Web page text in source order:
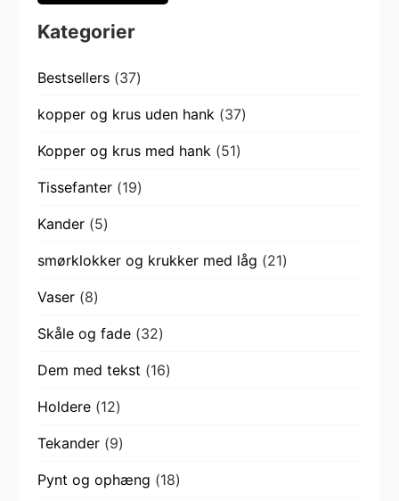
Kategorier
Bestsellers 3737
kopper og krus uden hank 3737
Kopper og krus med hank 5151
Tissefanter 1919
Kander 55
smørklokker og krukker med låg
2121
Vaser 88
Skåle og fade 3232
Dem med tekst
1616
Holdere 1212
Tekander 99
Pynt og ophæng
1818